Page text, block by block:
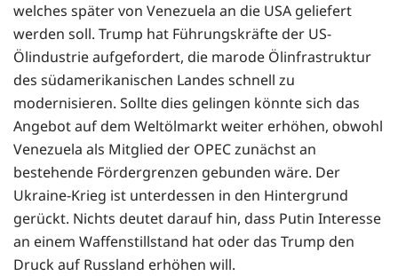
welches später von Venezuela an die USA geliefert
werden soll. Trump hat Führungskräfte der US-
Ölindustrie aufgefordert, die marode Ölinfrastruktur
des südamerikanischen Landes schnell zu
modernisieren. Sollte dies gelingen könnte sich das
Angebot auf dem Weltölmarkt weiter erhöhen, obwohl
Venezuela als Mitglied der OPEC zunächst an
bestehende Fördergrenzen gebunden wäre. Der
Ukraine-Krieg ist unterdessen in den Hintergrund
gerückt. Nichts deutet darauf hin, dass Putin Interesse
an einem Waffenstillstand hat oder das Trump den
Druck auf Russland erhöhen will.